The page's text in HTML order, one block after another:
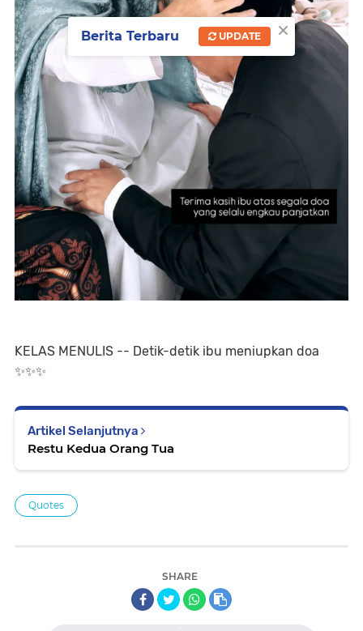
KELAS MENULIS -- Detik-detik ibu meniupkan doa
✨️✨️✨️
Artikel Selanjutnya
Restu Kedua Orang Tua
Quotes
SHARE
×
Berita Terbaru UPDATE